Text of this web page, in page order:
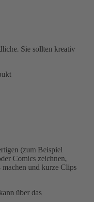
Sie sollten kreativ
(zum Beispiel
Comics zeichnen,
machen und kurze Clips
über das